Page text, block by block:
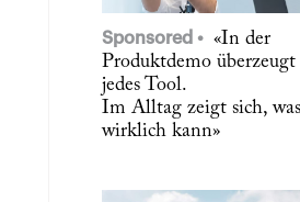
Sponsored
«In der
Produktdemo überzeugt
jedes Tool.
Im Alltag zeigt sich,
wirklich kann»